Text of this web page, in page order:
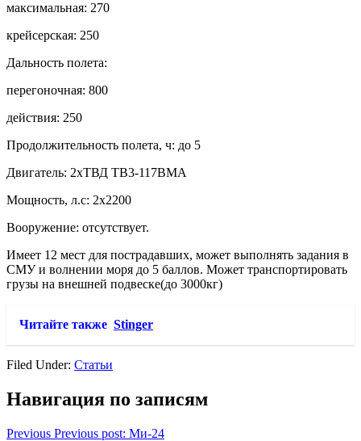
максимальная: 270
крейсерская: 250
Дальность полета:
перегоночная: 800
действия: 250
Продолжительность полета, ч: до 5
Двигатель: 2хТВД ТВ3-117ВМА
Мощность, л.с: 2х2200
Вооружение: отсутствует.
Имеет 12 мест для пострадавших, может выполнять задания в
СМУ и волнении моря до 5 баллов. Может транспортировать
грузы на внешней подвеске(до 3000кг)
Читайте также Stinger
Filed Under: Статьи
Навигация по записям
Previous Previous post: Ми-24